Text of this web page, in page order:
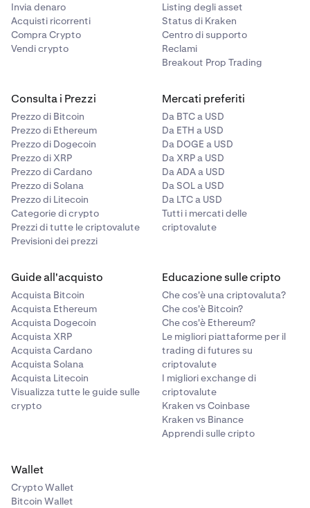
Invia denaro
Acquisti ricorrenti
Compra Crypto
Vendi crypto
Listing degli asset
Status di Kraken
Centro di supporto
Reclami
Breakout Prop Trading
Consulta i Prezzi
Prezzo di Bitcoin
Prezzo di Ethereum
Prezzo di Dogecoin
Prezzo di XRP
Prezzo di Cardano
Prezzo di Solana
Prezzo di Litecoin
Categorie di crypto
Prezzi di tutte le criptovalute
Previsioni dei prezzi
Mercati preferiti
Da BTC a USD
Da ETH a USD
Da DOGE a USD
Da XRP a USD
Da ADA a USD
Da SOL a USD
Da LTC a USD
Tutti i mercati delle
criptovalute
Guide all'acquisto
Acquista Bitcoin
Acquista Ethereum
Acquista Dogecoin
Acquista XRP
Acquista Cardano
Acquista Solana
Acquista Litecoin
Visualizza tutte le guide sulle
crypto
Educazione sulle cripto
Che cos'è una criptovaluta?
Che cos'è Bitcoin?
Che cos'è Ethereum?
Le migliori piattaforme per il
trading di futures su
criptovalute
I migliori exchange di
criptovalute
Kraken vs Coinbase
Kraken vs Binance
Apprendi sulle cripto
Wallet
Crypto Wallet
Bitcoin Wallet